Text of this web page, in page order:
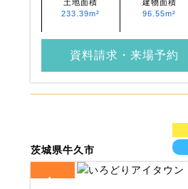
土地面積
233.39m²
建物面積
96.55m²
資料請求・来場予約
茨城県牛久市
4